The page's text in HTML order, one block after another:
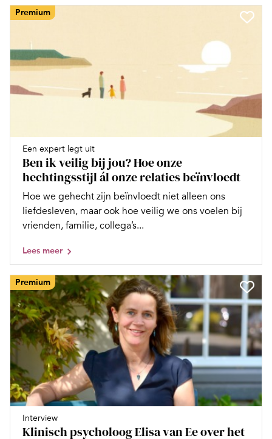
Premium
Een expert legt uit
Ben ik veilig bij jou? Hoe onze
hechtingsstijl ál onze relaties beïnvloedt
Hoe we gehecht zijn beïnvloedt niet alleen ons
liefdesleven, maar ook hoe veilig we ons voelen bij
vrienden, familie, collega’s...
Lees meer
Premium
Interview
Klinisch psycholoog Elisa van Ee over het